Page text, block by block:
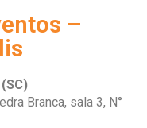
–
Branca, sala 3, N°